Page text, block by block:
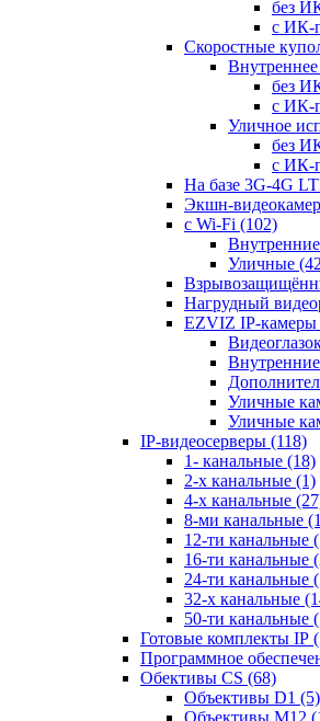
без
с ИК-
Скоростные
без
с ИК-
Уличное
без
с ИК-
На базе 3G-4G
Экшн-
с Wi-Fi (102)
Внутренние
Уличные
Нагрудный
EZVIZ IP-камеры
Уличные
Уличные
IP-видеосерверы (118)
1- канальные (18)
2-х канальные (1)
4-х канальные
8-ми канальные
12-ти канальные
16-ти канальные
24-ти канальные
32-х канальные
50-ти канальные
Готовые комплекты IP
Программное
Обективы CS (68)
Объективы D1 (5)
Объективы M12